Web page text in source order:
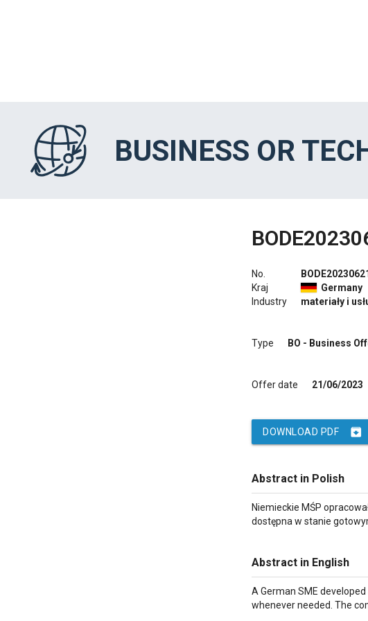
BUSINESS OR
No.
Kraj
Industry
Germany
materiały i
Type BO - Business
Offer date 21/06/2023
archive
DOWNLOAD PDF
Abstract in Polish
Niemieckie MŚP
dostępna w stanie
Abstract in English
A German SME
whenever needed. The